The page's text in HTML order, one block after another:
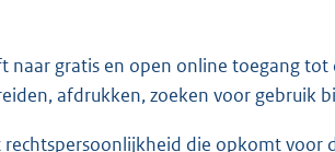
naar gratis en open online toegang
afdrukken, zoeken voor gebruik
rechtspersoonlijkheid die opkomt voor